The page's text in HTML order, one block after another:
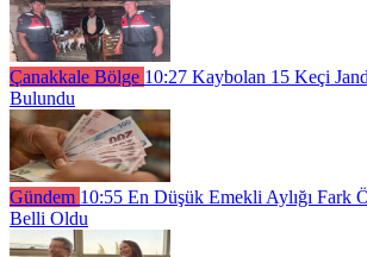
Çanakkale Bölge 10:27 Kaybolan 15 Keçi
Bulundu
Gündem 10:55 En Düşük Emekli Aylığı Fark
Belli Oldu